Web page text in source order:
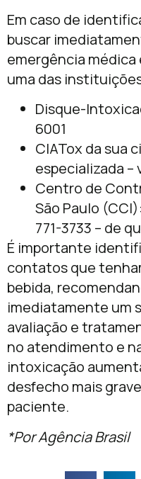
Em caso de
buscar
emergência
uma das
Disque-
6001
CIATox da sua
especializada –
Centro de
São Paulo
771-3733 – de
É importante
contatos que
bebida,
imediatamente um
avaliação e
no atendimento e
intoxicação
desfecho mais
paciente.
*Por Agência Brasil